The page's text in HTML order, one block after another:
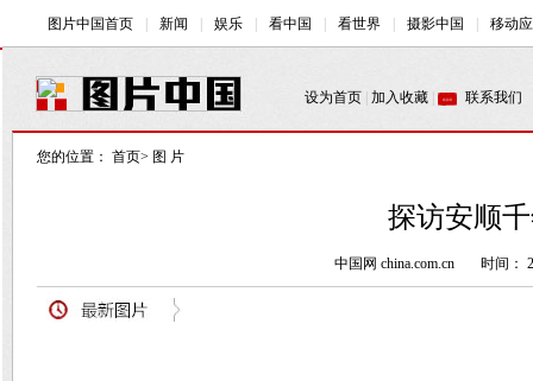
您的位置： 首页> 图 片
探访安顺
中国网 china.com.cn 时间：